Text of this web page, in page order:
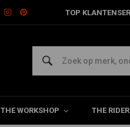
TOP
THE WORKSHOP THE RIDER